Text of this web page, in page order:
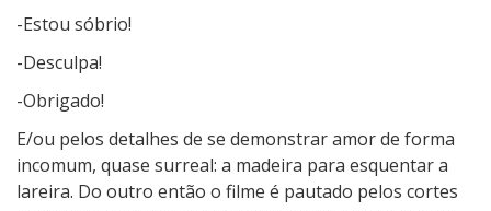
-Estou sóbrio!
-Desculpa!
-Obrigado!
E/ou pelos detalhes de se demonstrar amor de forma
incomum, quase surreal: a madeira para esquentar a
lareira. Do outro então o filme é pautado pelos cortes